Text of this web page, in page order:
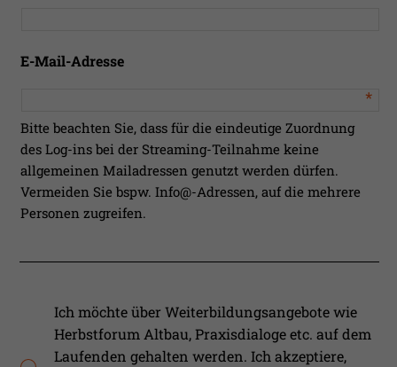
E-Mail-Adresse
*
Bitte beachten Sie, dass für die eindeutige Zuordnung
des Log-ins bei der Streaming-Teilnahme keine
allgemeinen Mailadressen genutzt werden dürfen.
Vermeiden Sie bspw. Info@-Adressen, auf die mehrere
Personen zugreifen.
Ich möchte über Weiterbildungsangebote wie
Herbstforum Altbau, Praxisdialoge etc. auf dem
Laufenden gehalten werden. Ich akzeptiere,